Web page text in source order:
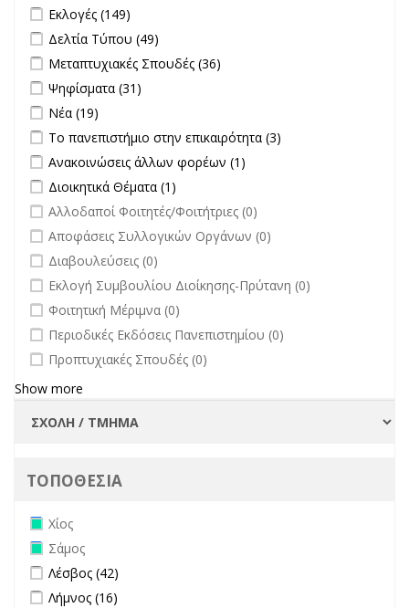
Apply Εκλογές filter
Εκλογές (149)
Apply Δελτία Τύπου filter
Δελτία Τύπου (49)
Apply Μεταπτυχιακές Σπουδές filter
Μεταπτυχιακές Σπουδές (36)
Apply Ψηφίσματα filter
Ψηφίσματα (31)
Apply Νέα filter
Νέα (19)
Apply Το πανεπιστήμιο στην επικαιρότητα filter
Το πανεπιστήμιο στην επικαιρότητα (3)
Apply Ανακοινώσεις άλλων φορέων filter
Ανακοινώσεις άλλων φορέων (1)
Apply Διοικητικά Θέματα filter
Διοικητικά Θέματα (1)
undefined
Αλλοδαποί Φοιτητές/Φοιτήτριες (0)
undefined
Αποφάσεις Συλλογικών Οργάνων (0)
undefined
Διαβουλεύσεις (0)
undefined
Εκλογή Συμβουλίου Διοίκησης-Πρύτανη (0)
undefined
Φοιτητική Μέριμνα (0)
undefined
Περιοδικές Εκδόσεις Πανεπιστημίου (0)
undefined
Προπτυχιακές Σπουδές (0)
Show more
ΤΟΠΟΘΕΣΙΑ
Remove Χίος filter
Χίος
Remove Σάμος filter
Σάμος
Apply Λέσβος filter
Λέσβος (42)
Apply Λήμνος filter
Λήμνος (16)